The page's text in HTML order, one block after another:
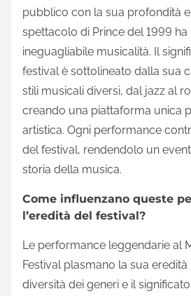
pubblico con la sua profondità
spettacolo di Prince del 1999
ineguagliabile musicalità. Il
festival è sottolineato dalla sua
stili musicali diversi, dal jazz al
creando una piattaforma unica
artistica. Ogni performance
del festival, rendendolo un
storia della musica.
Come influenzano queste
l’eredità del festival?
Le performance leggendarie al
Festival plasmano la sua
diversità dei generi e il